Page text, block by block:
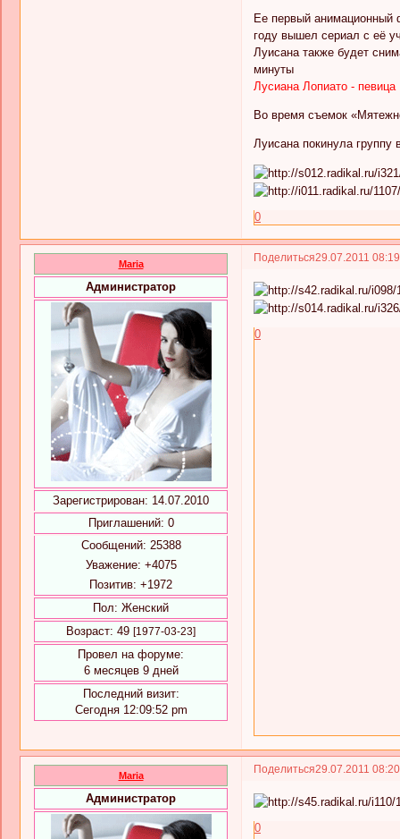
Ее первый анимационный
году вышел сериал с её
Луисана также будет
минуты
Лусиана Лопиато - певица
Во время съемок
Луисана покинула группу
0
Поделиться29.07.2011
Maria
Администратор
Зарегистрирован: 14.07.2010
Приглашений: 0
Сообщений: 25388
Уважение: +4075
Позитив: +1972
Пол: Женский
Возраст: 49 [1977-03-23]
Провел на форуме:
6 месяцев 9 дней
Последний визит:
Сегодня 12:09:52 pm
0
Поделиться29.07.2011
Maria
Администратор
0